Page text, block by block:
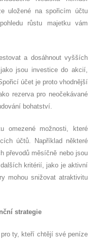
uložené na spořicím účtu
růstu majetku vám
a dosáhnout vyšších
jsou investice do akcií,
účet je proto vhodnější
rezerva pro neočekávané
bohatství.
omezené možnosti, které
účtů. Například některé
převodů měsíčně nebo jsou
kritérií, jako je aktivní
mohou snižovat atraktivitu
strategie
ty, kteří chtějí své peníze